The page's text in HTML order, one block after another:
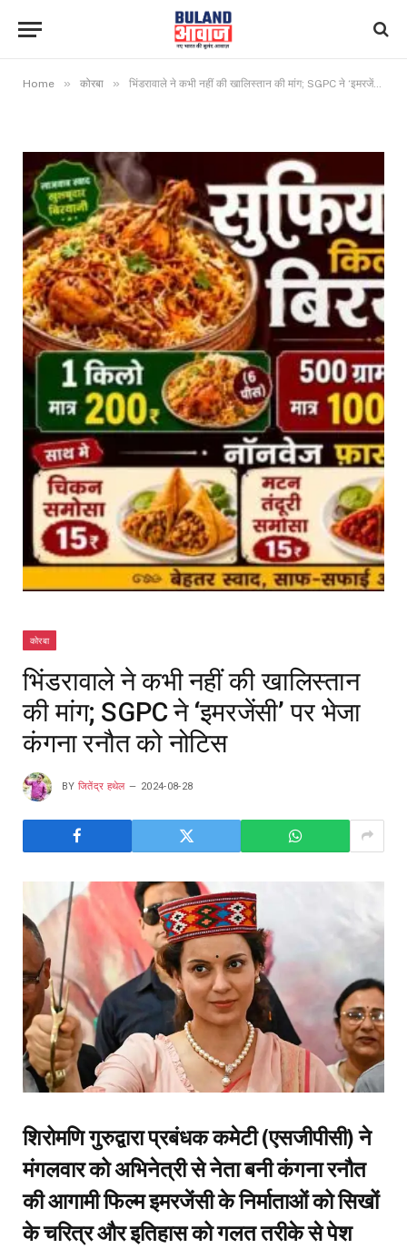
Home » कोरबा » भिंडरावाले ने कभी नहीं की खालिस्तान की मांग; SGPC ने ‘इमरजेंसी’ पर भेजा कंगना रनौत को नोटिस
कोरबा
भिंडरावाले ने कभी नहीं की खालिस्तान
की मांग; SGPC ने ‘इमरजेंसी’ पर भेजा
कंगना रनौत को नोटिस
BY जितेंद्र हथेल 2024-08-28
शिरोमणि गुरुद्वारा प्रबंधक कमेटी (एसजीपीसी) ने
मंगलवार को अभिनेत्री से नेता बनी कंगना रनौत
की आगामी फिल्म इमरजेंसी के निर्माताओं को सिखों
के चरित्र और इतिहास को गलत तरीके से पेश